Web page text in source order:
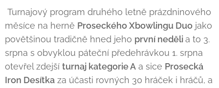
Turnajový program druhého letně prázdninového
měsíce na herně Proseckého Xbowlingu Duo jako
povětšinou tradičně hned jeho první nedělia to 3.
srpna s obvyklou páteční předehrávkou 1. srpna
otevřel zdejší turnaj kategorie A a sice Prosecká
Iron Desítka za účasti rovných 30 hráček i hráčů, a